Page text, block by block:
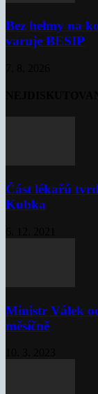
Bez helmy na
varuje BESIP
Část lékařů
Kubka
Ministr Válek
měsíčně